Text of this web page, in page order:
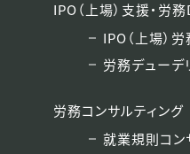
IPO（上場）支援・労
IPO（上場）
労務デューデ
労務コンサルティング
就業規則コン